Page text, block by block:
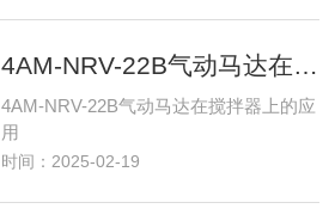
4AM-NRV-22B气动马达在搅拌器上的应用
4AM-NRV-22B气动马达在搅拌器上的应
用
时间：2025-02-19